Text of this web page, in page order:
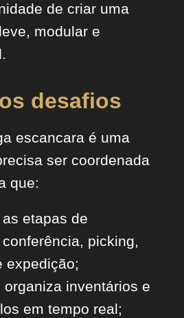
de criar uma
modular e
desafios
escancara é uma
ser coordenada
que:
etapas de
picking,
expedição;
organiza inventários e
em tempo real;